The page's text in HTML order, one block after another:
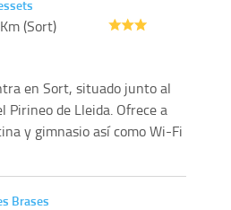
(Sort)
en Sort, situado junto al
Pirineo de Lleida. Ofrece a
y gimnasio así como Wi-Fi
Brases